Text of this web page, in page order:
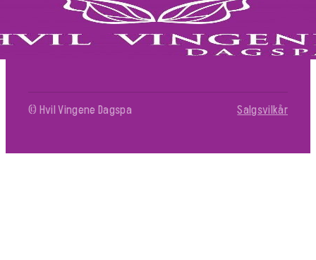
© Hvil Vingene Dagspa Salgsvilkår